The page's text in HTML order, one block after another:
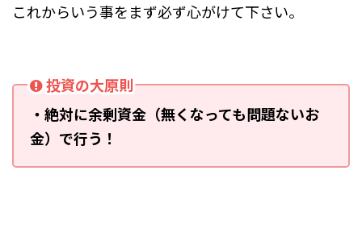
これからいう事をまず必ず心がけて下さい。
投資の大原則
・絶対に余剰資金（無くなっても問題ないお
金）で行う！